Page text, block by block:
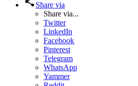
Share via
Share via...
Twitter
LinkedIn
Facebook
Pinterest
Telegram
WhatsApp
Yammer